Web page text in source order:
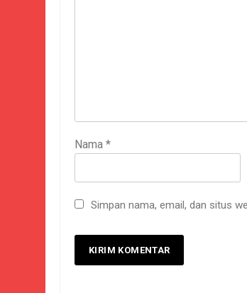
Nama *
Simpan nama, email, dan situs